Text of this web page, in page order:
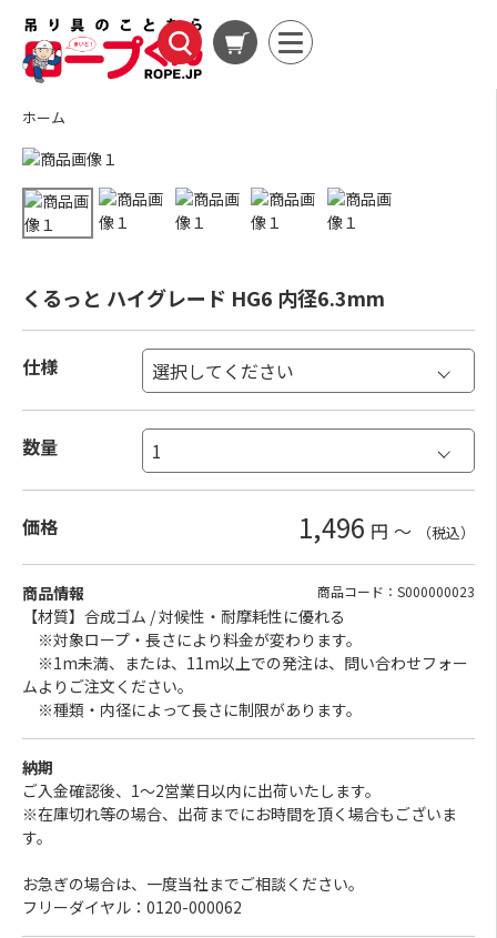
ホーム
くるっと ハイグレード HG6 内径6.3mm
仕様
数量
価格 1,496 円 ～ （税込）
商品情報 商品コード：S000000023
【材質】合成ゴム / 対候性・耐摩耗性に優れる
※対象ロープ・長さにより料金が変わります。
※1m未満、または、11m以上での発注は、問い合わせフォー
ムよりご注文ください。
※種類・内径によって長さに制限があります。
納期
ご入金確認後、1～2営業日以内に出荷いたします。
※在庫切れ等の場合、出荷までにお時間を頂く場合もございま
す。
お急ぎの場合は、一度当社までご相談ください。
フリーダイヤル：0120-000062